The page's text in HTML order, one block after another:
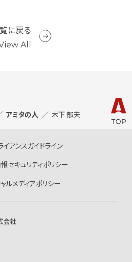
に戻る
All
イアンスガイドライン
セキュリティポリシー
ルメディアポリシー
アミタの人 木下 郁夫
会社